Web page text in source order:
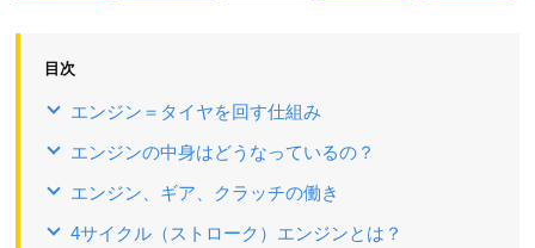
目次
エンジン＝タイヤを回す仕組み
エンジンの中身はどうなっているの？
エンジン、ギア、クラッチの働き
4サイクル（ストローク）エンジンとは？